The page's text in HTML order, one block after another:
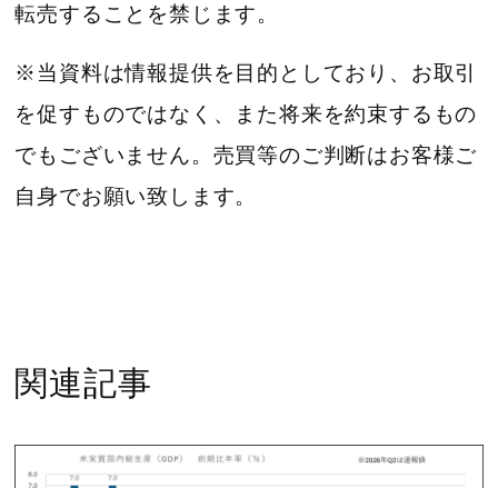
転売することを禁じます。
※当資料は情報提供を目的としており、お取引
を促すものではなく、また将来を約束するもの
でもございません。売買等のご判断はお客様ご
自身でお願い致します。
関連記事